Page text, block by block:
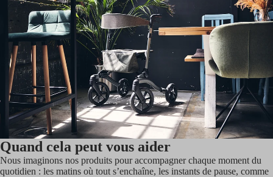
Quand cela peut vous aider
Nous imaginons nos produits pour accompagner chaque moment du
quotidien : les matins où tout s’enchaîne, les instants de pause, comme